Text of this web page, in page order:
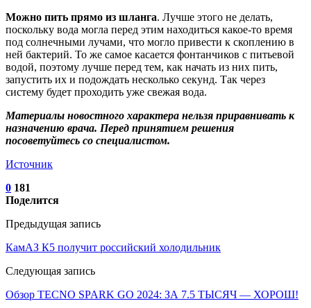
Можно пить прямо из шланга. Лучше этого не делать,
поскольку вода могла перед этим находиться какое-то время
под солнечными лучами, что могло привести к скоплению в
ней бактерий. То же самое касается фонтанчиков с питьевой
водой, поэтому лучше перед тем, как начать из них пить,
запустить их и подождать несколько секунд. Так через
систему будет проходить уже свежая вода.
Материалы новостного характера нельзя приравнивать к
назначению врача. Перед принятием решения
посоветуйтесь со специалистом.
Источник
0 181
Поделится
Предыдущая запись
КамАЗ К5 получит российский холодильник
Следующая запись
Обзор TECNO SPARK GO 2024: ЗА 7.5 ТЫСЯЧ — ХОРОШ!